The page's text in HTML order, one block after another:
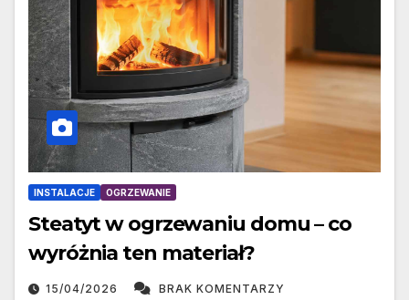
INSTALACJE OGRZEWANIE
Steatyt w ogrzewaniu domu – co
wyróżnia ten materiał?
15/04/2026 BRAK KOMENTARZY